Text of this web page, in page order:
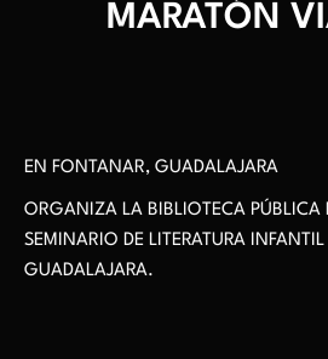
MARATÓN
EN FONTANAR, GUADALAJARA
ORGANIZA LA BIBLIOTECA PÚBLICA
SEMINARIO DE LITERATURA
GUADALAJARA.